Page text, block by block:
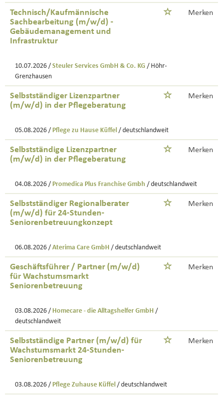
Technisch/Kaufmännische
Sachbearbeitung (m/w/d) -
Gebäudemanagement und
Infrastruktur
Merken
10.07.2026 / Steuler Services GmbH & Co. KG / Höhr-
Grenzhausen
Selbstständiger Lizenzpartner
(m/w/d) in der Pflegeberatung
Merken
05.08.2026 / Pflege zu Hause Küffel / deutschlandweit
Selbstständige Lizenzpartner
(m/w/d) in der Pflegeberatung
Merken
04.08.2026 / Promedica Plus Franchise Gmbh / deutschlandweit
Selbstständiger Regionalberater
(m/w/d) für 24-Stunden-
Seniorenbetreuungkonzept
Merken
06.08.2026 / Aterima Care GmbH / deutschlandweit
Geschäftsführer / Partner (m/w/d)
für Wachstumsmarkt
Seniorenbetreuung
Merken
03.08.2026 / Homecare - die Alltagshelfer GmbH /
deutschlandweit
Selbstständige Partner (m/w/d) für
Wachstumsmarkt 24-Stunden-
Seniorenbetreuung
Merken
03.08.2026 / Pflege Zuhause Küffel / deutschlandweit